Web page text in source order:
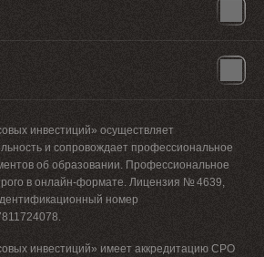
инвестиций» осуществляет
и сопровождает профессиональное
об образовании. Профессиональное
в онлайн-формате. Лицензия № 4639,
номер
инвестиций» имеет аккредитацию СРО